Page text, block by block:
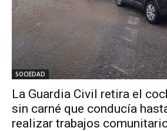
SOCIEDAD
La Guardia Civil retira el
sin carné que conducía
realizar trabajos